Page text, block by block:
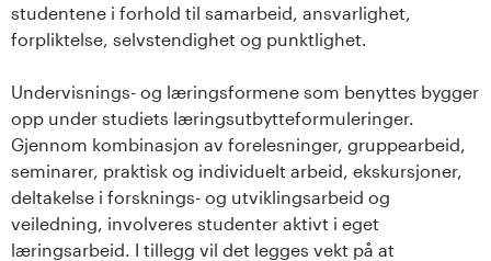
studentene i forhold til samarbeid, ansvarlighet,
forpliktelse, selvstendighet og punktlighet.
Undervisnings- og læringsformene som benyttes bygger
opp under studiets læringsutbytteformuleringer.
Gjennom kombinasjon av forelesninger, gruppearbeid,
seminarer, praktisk og individuelt arbeid, ekskursjoner,
deltakelse i forsknings- og utviklingsarbeid og
veiledning, involveres studenter aktivt i eget
læringsarbeid. I tillegg vil det legges vekt på at